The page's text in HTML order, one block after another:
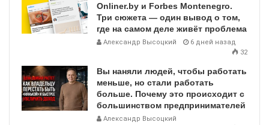
Onliner.by и Forbes Montenegro.
Три сюжета — один вывод о том,
где на самом деле живёт проблема
Александр Высоцкий
6 дней назад
32
Вы наняли людей, чтобы работать
меньше, но стали работать
больше. Почему это происходит с
большинством предпринимателей
Александр Высоцкий